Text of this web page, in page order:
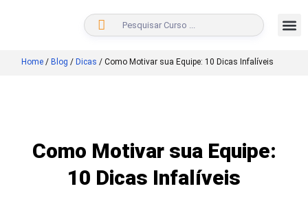
BUSCAR
Home / Blog / Dicas / Como Motivar sua Equipe: 10 Dicas Infalíveis
Como Motivar sua Equipe:
10 Dicas Infalíveis